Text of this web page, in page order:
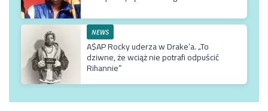
NEWS
A$AP Rocky uderza w Drake’a. „To
dziwne, że wciąż nie potrafi odpuścić
Rihannie”